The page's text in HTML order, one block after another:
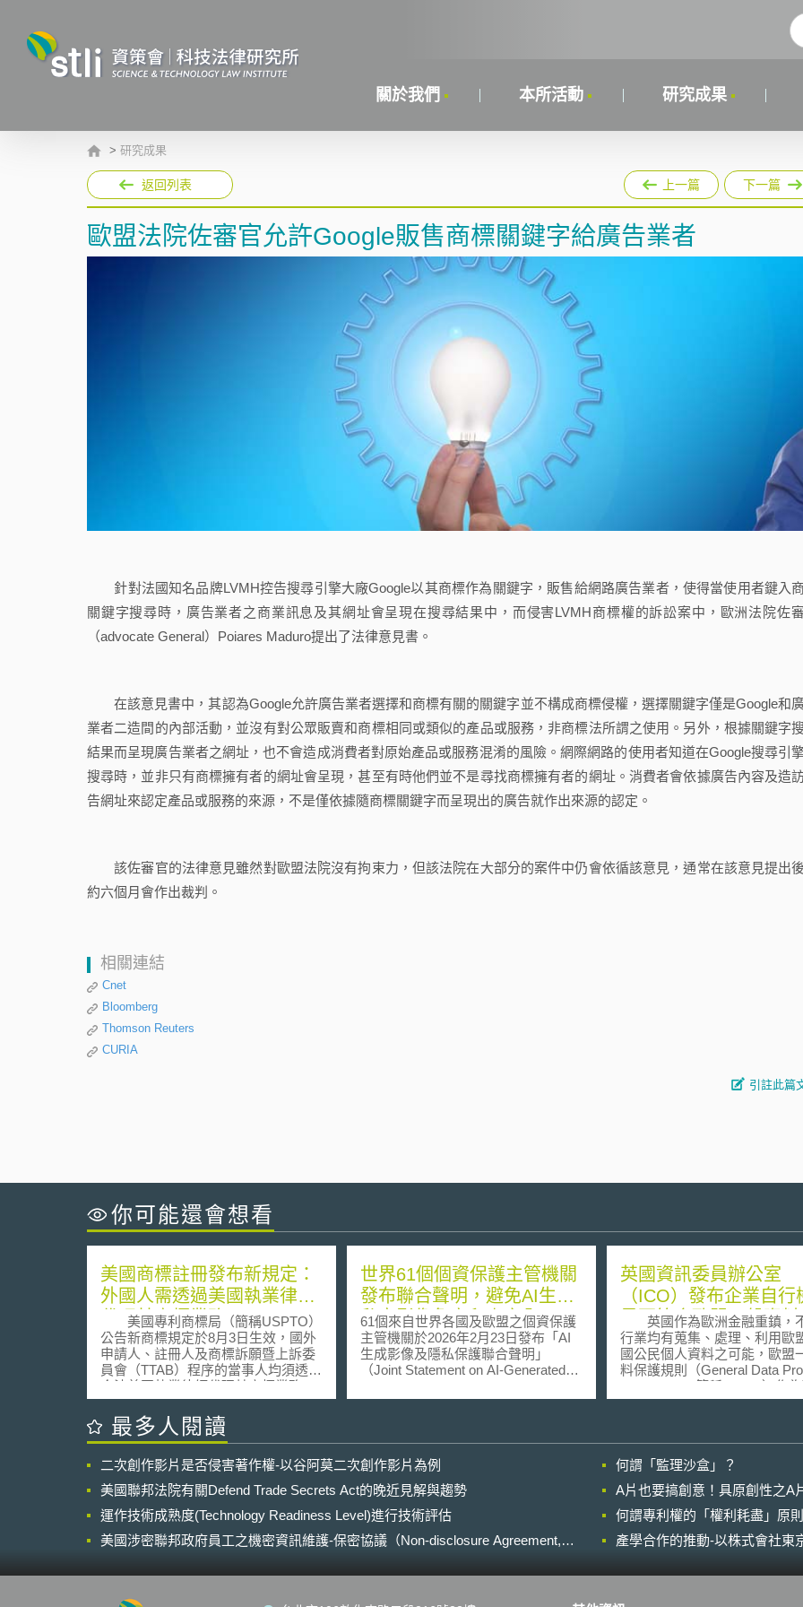
關於我們 本所活動 研究成果
> 研究成果
返回列表 上一篇 下一篇
歐盟法院佐審官允許Google販售商標關鍵字給廣告業者
針對法國知名品牌LVMH控告搜尋引擎大廠Google以其商標作為關鍵字，販售給網路廣告業者，使得當使用者鍵入
關鍵字搜尋時，廣告業者之商業訊息及其網址會呈現在搜尋結果中，而侵害LVMH商標權的訴訟案中，歐洲法院佐
（advocate General）Poiares Maduro提出了法律意見書。
在該意見書中，其認為Google允許廣告業者選擇和商標有關的關鍵字並不構成商標侵權，選擇關鍵字僅是Google和
業者二造間的內部活動，並沒有對公眾販賣和商標相同或類似的產品或服務，非商標法所謂之使用。另外，根據關鍵字
結果而呈現廣告業者之網址，也不會造成消費者對原始產品或服務混淆的風險。網際網路的使用者知道在Google搜尋引
搜尋時，並非只有商標擁有者的網址會呈現，甚至有時他們並不是尋找商標擁有者的網址。消費者會依據廣告內容及造
告網址來認定產品或服務的來源，不是僅依據隨商標關鍵字而呈現出的廣告就作出來源的認定。
該佐審官的法律意見雖然對歐盟法院沒有拘束力，但該法院在大部分的案件中仍會依循該意見，通常在該意見提出
約六個月會作出裁判。
相關連結
Cnet
Bloomberg
Thomson Reuters
CURIA
引註此篇
你可能還會想看
美國商標註冊發布新規定：
外國人需透過美國執業律師
代理其商標業務
美國專利商標局（簡稱USPTO）
公告新商標規定於8月3日生效，國外
申請人、註冊人及商標訴願暨上訴委
員會（TTAB）程序的當事人均須透過
合法美國執業律師代理其商標業務，
包含：向USPTO提出商標申請註冊、
商標糾紛。此要求適用於所有商標申
請人、註冊人和永久合法居住地或是
人。 近期，USPTO發現愈來愈
多的國外申請人、註冊人和當事人向
USPTO提交不正確或有詐欺嫌疑的文
件，其不符合美國商標相關法規或
USPTO規則。此次新規定目的在於：
加強外國人遵守美國商標相關法規。
維護美國商標註冊的完整性。 數
十年來，全球許多其他國家都有須透
世界61個個資保護主管機關
發布聯合聲明，避免AI生成
私密影像危害兒少安全
61個來自世界各國及歐盟之個資保護
主管機關於2026年2月23日發布「AI
生成影像及隱私保護聯合聲明」
（Joint Statement on AI-Generated
Privacy），旨在警示AI生成影像工具
重威脅兒少安全。 本聯合聲明是在全
球隱私大會（Global Privacy
Assembly）國際執法合作工作小組
（Internal Enforcement Cooperation
Working Group）協調下所發起。其
內容強調AI生成影像因廣泛融入社群
或剝削等潛在危害，呼籲開發及使用
英國資訊委員辦公室
（ICO）發布企業自行
是否符合歐盟一般資
規則之12步驟
英國作為歐洲金融重鎮，
行業均有蒐集、處理、利用歐
國公民個人資料之可能，歐盟
料保護規則（General Data
Regulation，簡稱GDPR）作
料保護之重要規則，英國企業
ICO）即扮演重要推手與協助角
英國ICO於2017年4月發布
行檢視是否符合GDPR之12步
（Preparing for the General
Protection Regulation（GDPR
steps to take now），可供了解
應： 認知（Awareness）：認知
最多人閱讀
二次創作影片是否侵害著作權-以谷阿莫二次創作影片為例
何謂「監理沙盒」？
美國聯邦法院有關Defend Trade Secrets Act的晚近見解與趨勢
A片也要搞創意！具原創性之A
運作技術成熟度(Technology Readiness Level)進行技術評估
何謂專利權的「權利耗盡」原
美國涉密聯邦政府員工之機密資訊維護-保密協議（Non-disclosure Agreement,
產學合作的推動-以株式會社東